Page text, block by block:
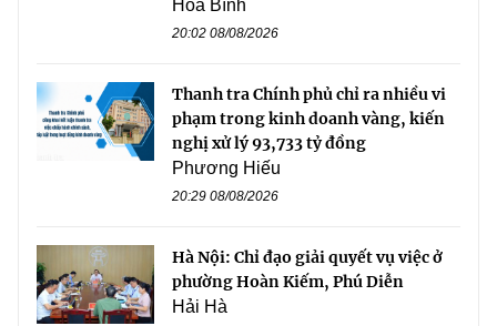
Hòa Bình
20:02 08/08/2026
Thanh tra Chính phủ chỉ ra nhiều vi
phạm trong kinh doanh vàng, kiến
nghị xử lý 93,733 tỷ đồng
Phương Hiếu
20:29 08/08/2026
Hà Nội: Chỉ đạo giải quyết vụ việc ở
phường Hoàn Kiếm, Phú Diễn
Hải Hà